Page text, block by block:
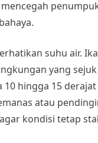
suhu air.
yang
hingga 15 derajat
atau
kondisi tetap